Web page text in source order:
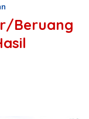
Beruang